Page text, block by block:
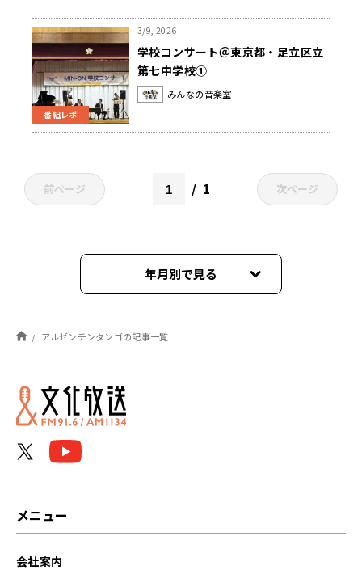
番組レポ
3/9, 2026
学校コンサート＠東京都・足立区立
第七中学校①
みんなの音楽室
前ページ 1 次ページ
年月別で見る
2026年03月
アルゼンチンタンゴの記事一覧
メニュー
会社案内